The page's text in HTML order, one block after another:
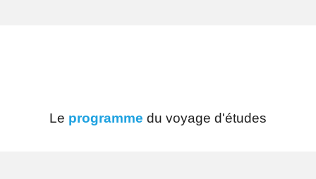
Le programme du voyage d'études